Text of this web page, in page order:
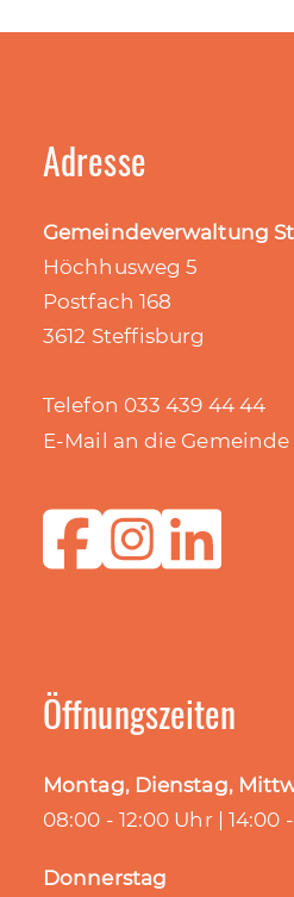
Adresse
Gemeindeverwaltung
Höchhusweg 5
Postfach 168
3612 Steffisburg
Telefon 033 439 44 44
E-Mail an die Gemeinde
Öffnungszeiten
Montag, Dienstag,
08:00 - 12:00 Uhr | 14:00
Donnerstag